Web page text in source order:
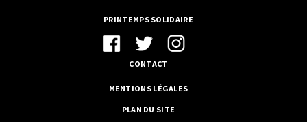
PRINTEMPS SOLIDAIRE
CONTACT
MENTIONS LÉGALES
PLAN DU SITE